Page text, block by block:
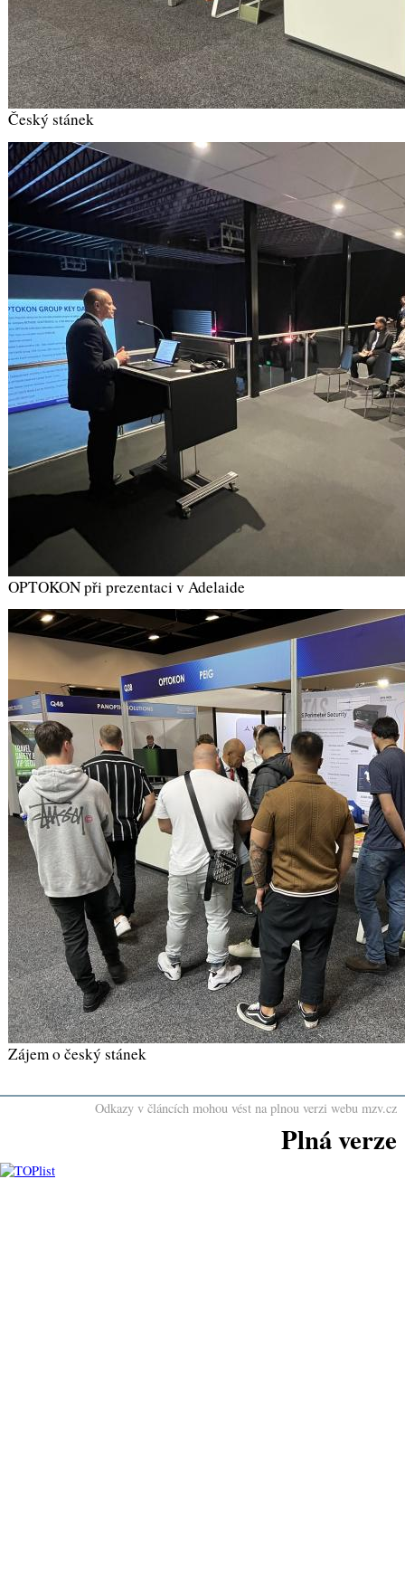
Český stánek
OPTOKON při prezentaci v Adelaide
Zájem o český stánek
Odkazy v článcích mohou vést na plnou verzi webu mzv.cz
Plná verze